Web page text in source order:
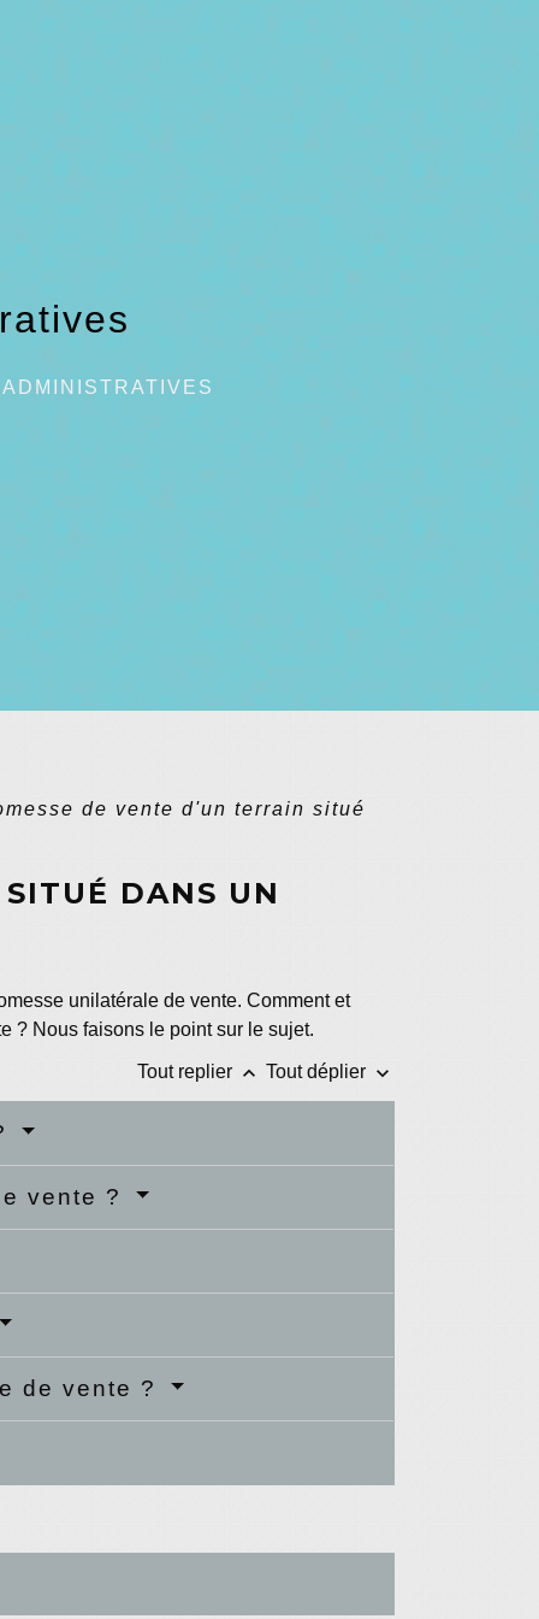
de vente d'un terrain situé
DANS UN
unilatérale de vente. Comment et
? Nous faisons le point sur le sujet.
Tout replier keyboard_arrow_up Tout déplier keyboard_arrow_down
vente ?
de vente ?